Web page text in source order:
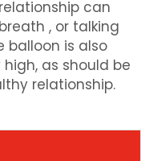
can
, or talking
balloon is also
as should be
relationship.